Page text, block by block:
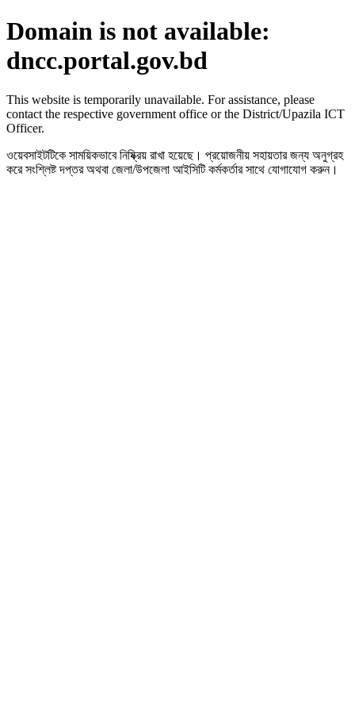
Domain is not available:
dncc.portal.gov.bd
This website is temporarily unavailable. For assistance, please
contact the respective government office or the District/Upazila ICT
Officer.
ওয়েবসাইটটিকে সাময়িকভাবে নিষ্ক্রিয় রাখা হয়েছে। প্রয়োজনীয় সহায়তার জন্য অনুগ্রহ
করে সংশ্লিষ্ট দপ্তর অথবা জেলা/উপজেলা আইসিটি কর্মকর্তার সাথে যোগাযোগ করুন।